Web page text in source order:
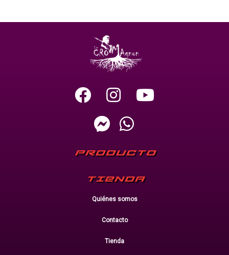
PRODUCTO
TIENDA
Quiénes somos
Contacto
Tienda